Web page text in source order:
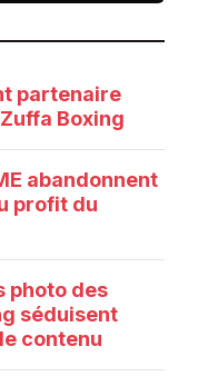
partenaire
Boxing
abandonnent
profit du
photo des
séduisent
contenu